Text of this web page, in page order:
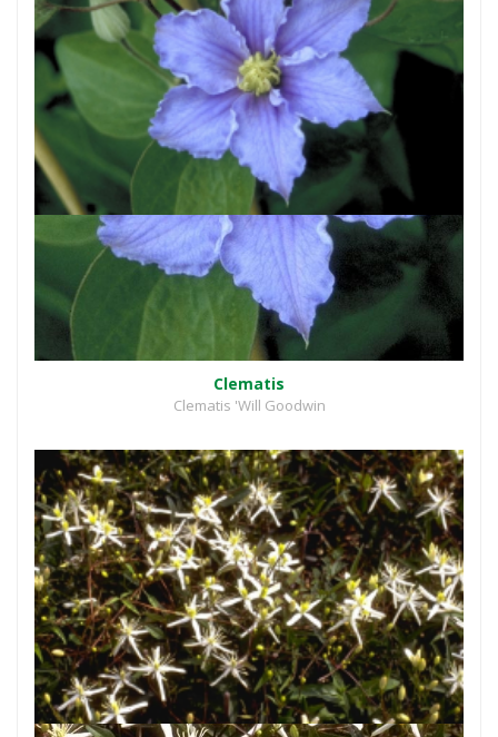
Clematis
Clematis 'Will Goodwin